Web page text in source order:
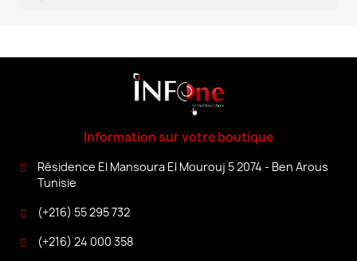
Information sur votre boutique
Résidence El Mansoura El Mourouj 5 2074 - Ben Arous
Tunisie
(+216) 55 295 732
(+216) 24 000 358